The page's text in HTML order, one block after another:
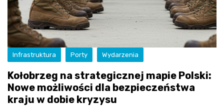
Infrastruktura Porty Wydarzenia
Kołobrzeg na strategicznej mapie Polski:
Nowe możliwości dla bezpieczeństwa
kraju w dobie kryzysu